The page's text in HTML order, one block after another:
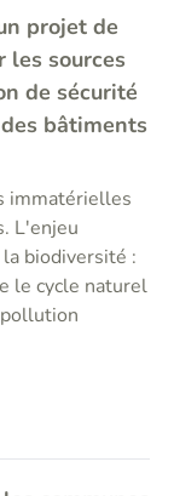
projet de
sources
de sécurité
bâtiments
immatérielles
L'enjeu
biodiversité :
le cycle naturel